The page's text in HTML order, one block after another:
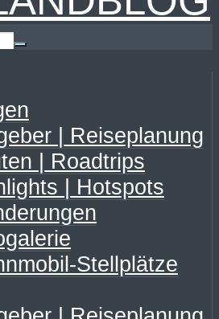
| Reiseplanung
| Roadtrips
| Hotspots
Stellplätze